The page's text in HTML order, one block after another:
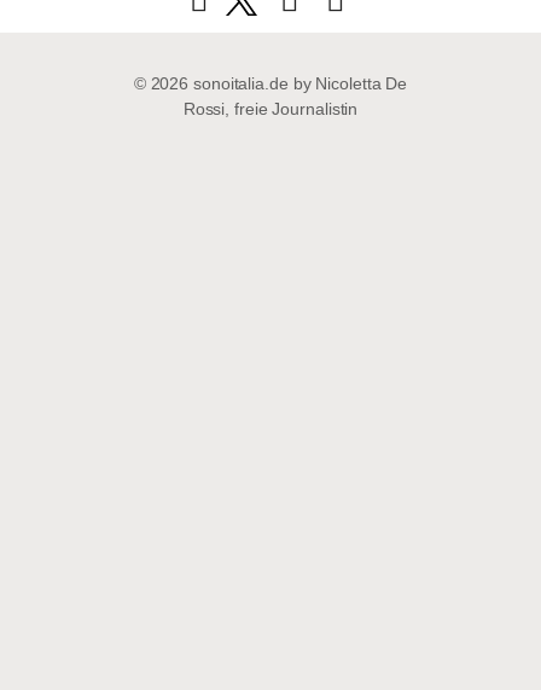
© 2026 sonoitalia.de by Nicoletta De
Rossi, freie Journalistin